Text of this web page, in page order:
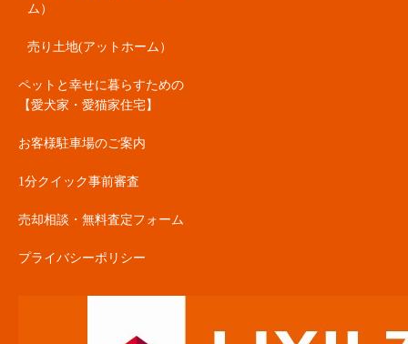
ム）
売り土地(アットホーム）
ペットと幸せに暮らすための
【愛犬家・愛猫家住宅】
お客様駐車場のご案内
1分クイック事前審査
売却相談・無料査定フォーム
プライバシーポリシー